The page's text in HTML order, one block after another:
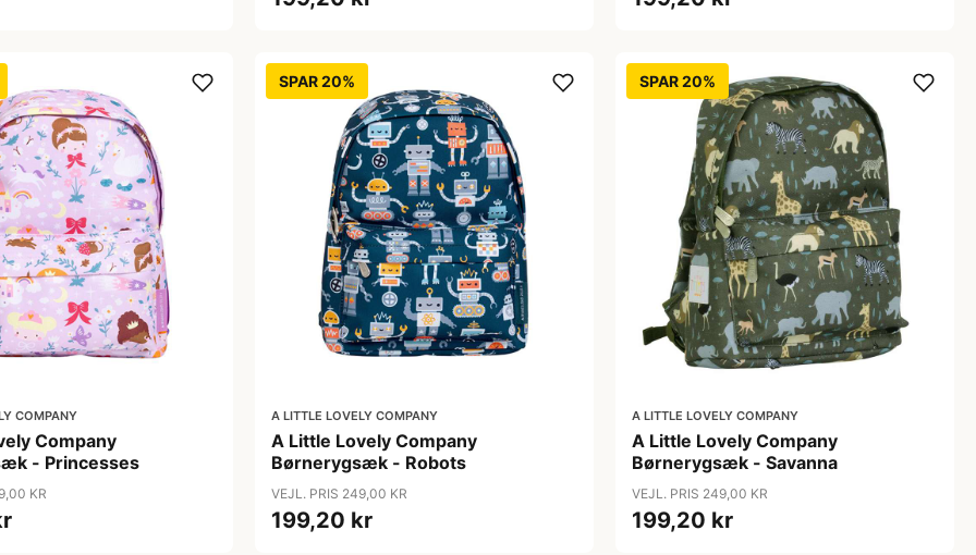
COMPANY
Company
- Princesses
KR
SPAR 20%
A LITTLE LOVELY COMPANY
A Little Lovely Company
Børnerygsæk - Robots
VEJL. PRIS 249,00 KR
199,20 kr
SPAR 20%
A LITTLE LOVELY COMPANY
A Little Lovely Company
Børnerygsæk - Savanna
VEJL. PRIS 249,00 KR
199,20 kr